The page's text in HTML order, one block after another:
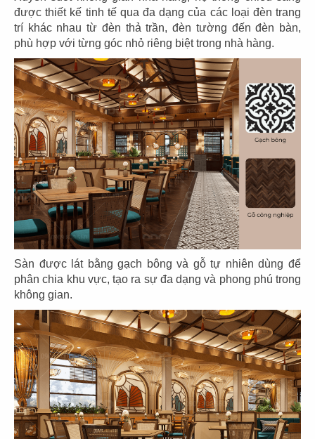
được thiết kế tinh tế qua đa dạng của các loại đèn trang
trí khác nhau từ đèn thả trần, đèn tường đến đèn bàn,
phù hợp với từng góc nhỏ riêng biệt trong nhà hàng.
Sàn được lát bằng gạch bông và gỗ tự nhiên dùng để
phân chia khu vực, tạo ra sự đa dạng và phong phú trong
không gian.
85
SUSHI SAKURA
CN Long Xuyên
86
THE STREET
CN CMT8
87
THE STREET
CN Lê Văn Sỹ
88
THE STREET
CN Mạc Đĩnh Chi
89
TEMUJIN
Nhà hàng Hàn Quốc
90
LEKAO'S COFFEE
CN Đồng Khởi